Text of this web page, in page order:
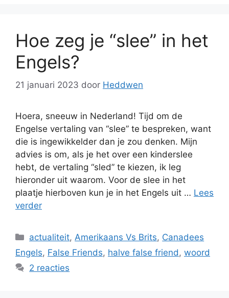
Hoe zeg je “slee” in het
Engels?
21 januari 2023 door Heddwen
Hoera, sneeuw in Nederland! Tijd om de
Engelse vertaling van “slee” te bespreken, want
die is ingewikkelder dan je zou denken. Mijn
advies is om, als je het over een kinderslee
hebt, de vertaling “sled” te kiezen, ik leg
hieronder uit waarom. Voor de slee in het
plaatje hierboven kun je in het Engels uit … Lees
verder
Categorieën
actualiteit, Amerikaans Vs Brits, Canadees
Engels, False Friends, halve false friend , woord
2 reacties